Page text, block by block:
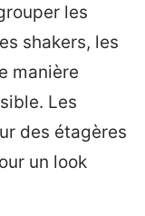
les
shakers, les
manière
Les
des étagères
un look